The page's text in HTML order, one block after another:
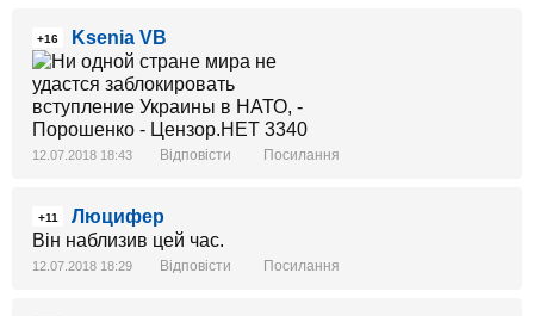
+16 Ksenia VB
12.07.2018 18:43 Відповісти Посилання
+11
Люцифер
Він наблизив цей час.
12.07.2018 18:29 Відповісти Посилання